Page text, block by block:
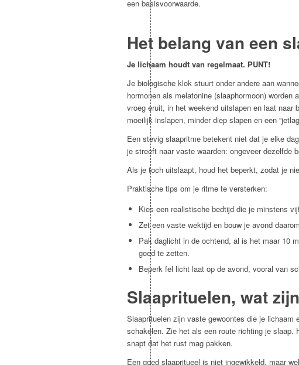
een basisvoorwaarde.
Het belang van een
Je lichaam houdt van regelmaat. PUNT!
Je biologische klok stuurt onder andere aan
hormonen als melatonine (slaaphormoon)
vroeg eruit, in het weekend uitslapen en laat
moeilijk inslapen, minder diep slapen en een
Een stevig slaapritme betekent niet dat je elke
je streeft naar vaste waarden: ongeveer
Als je toch uitslaapt, houd het beperkt, zodat je
Praktische tips om je ritme te versterken:
Kies een realistische bedtijd die je minstens
Zet een vaste wektijd en bouw je avond
Pak daglicht in de ochtend, al is het maar 10
goed te zetten.
Beperk fel licht laat op de avond, vooral van
Slaaprituelen, wat
Slaaprituelen zijn vaste gewoontes die je
schakelen. Zie het als een route richting je
snapt dat het rust mag pakken.
Een goed slaapritueel is niet ingewikkeld, maar